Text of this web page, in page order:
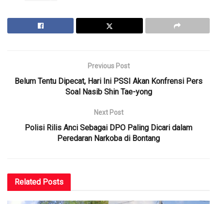
Previous Post
Belum Tentu Dipecat, Hari Ini PSSI Akan Konfrensi Pers
Soal Nasib Shin Tae-yong
Next Post
Polisi Rilis Anci Sebagai DPO Paling Dicari dalam
Peredaran Narkoba di Bontang
Related Posts